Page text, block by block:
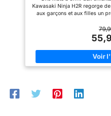
construction relaxant avec la
collection de véhicules LEGO
Technic pour adultes
Modèle à
Kawasaki Ninja H2R regorge
aux garçons et aux filles un
impressionnant souci du
Kawasaki inclut une béquille
facilement la moto de ce set
détails réalistes – Cette
une suspension, une boîte à 2
articulé et un
superbe moto à offrir aux
une belle idée de cadeau à